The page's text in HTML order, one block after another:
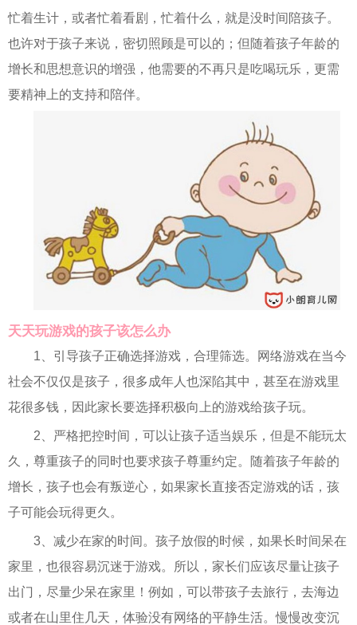
忙着生计，或者忙着看剧，忙着什么，就是没时间陪孩子。
也许对于孩子来说，密切照顾是可以的；但随着孩子年龄的
增长和思想意识的增强，他需要的不再只是吃喝玩乐，更需
要精神上的支持和陪伴。
天天玩游戏的孩子该怎么办
1、引导孩子正确选择游戏，合理筛选。网络游戏在当今
社会不仅仅是孩子，很多成年人也深陷其中，甚至在游戏里
花很多钱，因此家长要选择积极向上的游戏给孩子玩。
2、严格把控时间，可以让孩子适当娱乐，但是不能玩太
久，尊重孩子的同时也要求孩子尊重约定。随着孩子年龄的
增长，孩子也会有叛逆心，如果家长直接否定游戏的话，孩
子可能会玩得更久。
3、减少在家的时间。孩子放假的时候，如果长时间呆在
家里，也很容易沉迷于游戏。所以，家长们应该尽量让孩子
出门，尽量少呆在家里！例如，可以带孩子去旅行，去海边
或者在山里住几天，体验没有网络的平静生活。慢慢改变沉